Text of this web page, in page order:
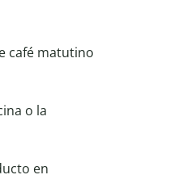
café matutino
o la
en